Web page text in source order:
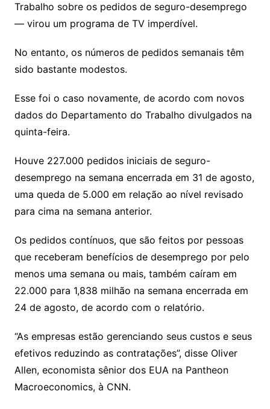
Trabalho sobre os pedidos de seguro-desemprego
— virou um programa de TV imperdível.
No entanto, os números de pedidos semanais têm
sido bastante modestos.
Esse foi o caso novamente, de acordo com novos
dados do Departamento do Trabalho divulgados na
quinta-feira.
Houve 227.000 pedidos iniciais de seguro-
desemprego na semana encerrada em 31 de agosto,
uma queda de 5.000 em relação ao nível revisado
para cima na semana anterior.
Os pedidos contínuos, que são feitos por pessoas
que receberam benefícios de desemprego por pelo
menos uma semana ou mais, também caíram em
22.000 para 1,838 milhão na semana encerrada em
24 de agosto, de acordo com o relatório.
“As empresas estão gerenciando seus custos e seus
efetivos reduzindo as contratações”, disse Oliver
Allen, economista sênior dos EUA na Pantheon
Macroeconomics, à CNN.